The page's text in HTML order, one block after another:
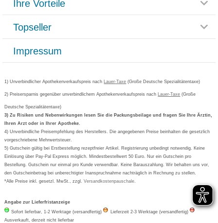
Häufig gestellte Fragen
Datenschutz
AGB
Cookie-Einstellungen
Vertrag widerrufen
Rücksendemöglichkeit
Paketlieferstatus
Versandkosten
Bestellschein ausfüllen
Newsletteranmeldung
Ihre Vorteile
Rezeptlieferung
Bonusprogramm
Gutschein und Rabatte
Kundenbewertung
Topseller
Grippostad
Bepanthen
Formoline
Wick
Eucerin
Basica
Impressum
1) Unverbindlicher Apothekenverkaufspreis nach Lauer-Taxe (Große Deutsche Spezialitätentaxe)
2) Preisersparnis gegenüber unverbindlichem Apothekenverkaufspreis nach Lauer-Taxe (Große
Deutsche Spezialitätentaxe)
3) Zu Risiken und Nebenwirkungen lesen Sie die Packungsbeilage und fragen Sie Ihre Ärztin,
Ihren Arzt oder in Ihrer Apotheke.
4) Unverbindliche Preisempfehlung des Herstellers. Die angegebenen Preise beinhalten die gesetzlich
vorgeschriebene Mehrwertsteuer.
5) Gutschein gültig bei Erstbestellung rezeptfreier Artikel. Registrierung unbedingt notwendig. Keine
Einlösung über Pay-Pal Express möglich. Mindestbestellwert 50 Euro. Nur ein Gutschein pro
Bestellung. Gutschein nur einmal pro Kunde verwendbar. Keine Barauszahlung. Wir behalten uns vor,
den Gutscheinbetrag bei unberechtigter Inanspruchnahme nachträglich in Rechnung zu stellen.
*Alle Preise inkl. gesetzl. MwSt., zzgl.Versandkostenpauschale
Angabe zur Lieferfristanzeige
Sofort lieferbar, 1-2 Werktage (versandfertig)
Lieferzeit 2-3 Werktage (versandfertig)
Ausverkauft, derzeit nicht lieferbar